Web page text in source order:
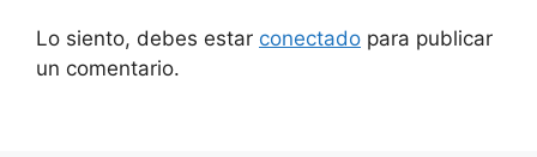
Lo siento, debes estar conectado para publicar
un comentario.